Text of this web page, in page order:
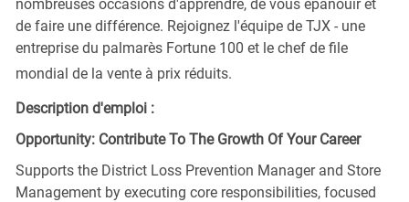
nombreuses occasions d'apprendre, de vous épanouir et
de faire une différence. Rejoignez l'équipe de TJX - une
entreprise du palmarès Fortune 100 et le chef de file
mondial de la vente à prix réduits.
Description d'emploi :
Opportunity: Contribute To The Growth Of Your Career
Supports the District Loss Prevention Manager and Store
Management by executing core responsibilities, focused